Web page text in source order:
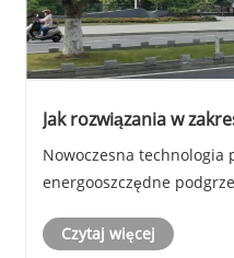
Jak rozwiązania w
basenu w ośrodku
Gaochun Yayuan
Nowoczesna technologia
energooszczędne
koszty operacyjne,
Czytaj więcej